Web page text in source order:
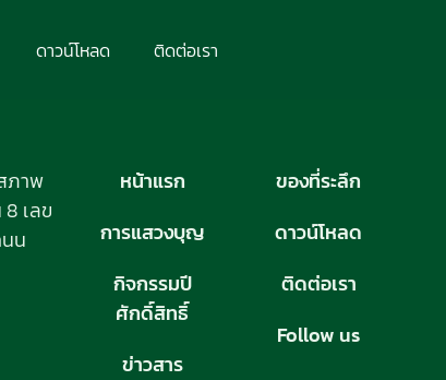
ดาวน์โหลด ติดต่อเรา
ภาพ
เลข
น
หน้าแรก
การแสวงบุญ
กิจกรรมปี
ศักดิ์สิทธิ์
ข่าวสาร
ของที่ระลึก
ดาวน์โหลด
ติดต่อเรา
Follow us